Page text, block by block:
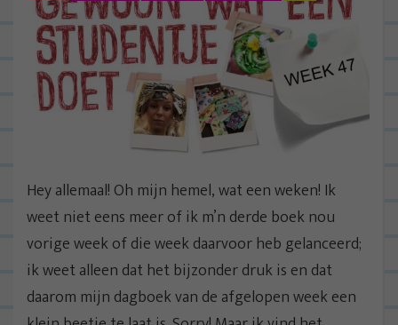
Hey allemaal! Oh mijn hemel, wat een weken! Ik
weet niet eens meer of ik m’n derde boek nou
vorige week of die week daarvoor heb gelanceerd;
ik weet alleen dat het bijzonder druk is en dat
daarom mijn dagboek van de afgelopen week een